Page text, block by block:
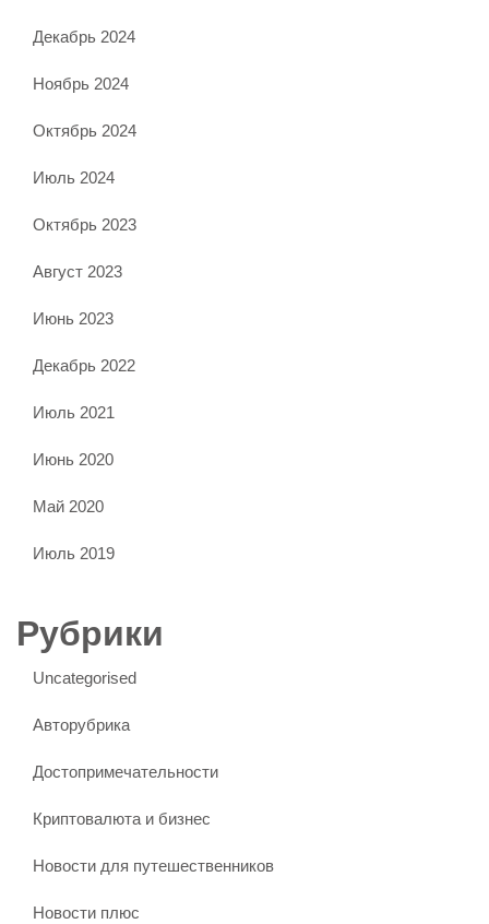
Декабрь 2024
Ноябрь 2024
Октябрь 2024
Июль 2024
Октябрь 2023
Август 2023
Июнь 2023
Декабрь 2022
Июль 2021
Июнь 2020
Май 2020
Июль 2019
Рубрики
Uncategorised
Авторубрика
Достопримечательности
Криптовалюта и бизнес
Новости для путешественников
Новости плюс